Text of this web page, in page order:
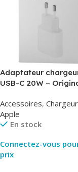
Adaptateur
USB-C 20W –
Original
Accessoires,
Apple
En stock
Connectez-vous
prix